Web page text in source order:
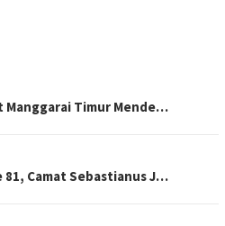
Manggarai Timur Mende…
81, Camat Sebastianus J…